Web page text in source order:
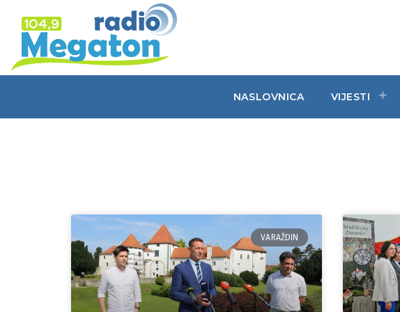
NASLOVNICA VIJESTI
VARAŽDIN